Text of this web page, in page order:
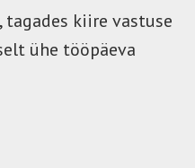
kiire vastuse
ühe tööpäeva